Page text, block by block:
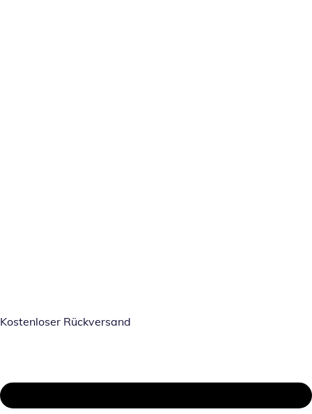
Kostenloser Rückversand